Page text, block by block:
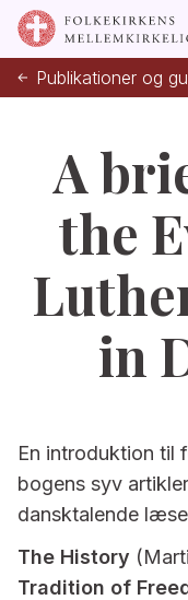
Publikationer og
A
the
in
En introduktion til
bogens syv
dansktalende
The History
Tradition of